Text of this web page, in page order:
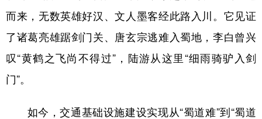
而来，无数英雄好汉、文人墨客经此路入川。它见证
了诸葛亮雄踞剑门关、唐玄宗逃难入蜀地，李白曾兴
叹“黄鹤之飞尚不得过”，陆游从这里“细雨骑驴入剑
门”。
如今，交通基础设施建设实现从“蜀道难”到“蜀道